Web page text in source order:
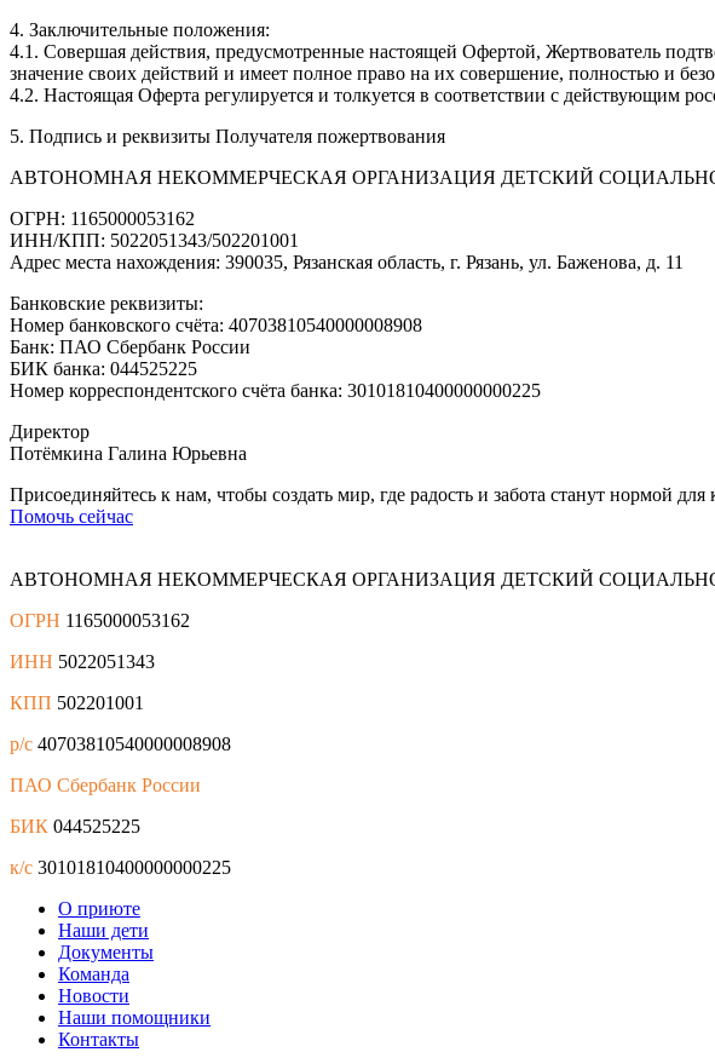
4. Заключительные положения:
4.1. Совершая действия, предусмотренные настоящей Офертой, Жертвователь
значение своих действий и имеет полное право на их совершение, полностью и
4.2. Настоящая Оферта регулируется и толкуется в соответствии с действующим
5. Подпись и реквизиты Получателя пожертвования
АВТОНОМНАЯ НЕКОММЕРЧЕСКАЯ ОРГАНИЗАЦИЯ ДЕТСКИЙ
ОГРН: 1165000053162
ИНН/КПП: 5022051343/502201001
Адрес места нахождения: 390035, Рязанская область, г. Рязань, ул. Баженова, д. 11
Банковские реквизиты:
Номер банковского счёта: 40703810540000008908
Банк: ПАО Сбербанк России
БИК банка: 044525225
Номер корреспондентского счёта банка: 30101810400000000225
Директор
Потёмкина Галина Юрьевна
Присоединяйтесь к нам, чтобы создать мир, где радость и забота станут нормой для
Помочь сейчас
АВТОНОМНАЯ НЕКОММЕРЧЕСКАЯ ОРГАНИЗАЦИЯ ДЕТСКИЙ
ОГРН 1165000053162
ИНН 5022051343
КПП 502201001
р/с 40703810540000008908
ПАО Сбербанк России
БИК 044525225
к/с 30101810400000000225
О приюте
Наши дети
Документы
Команда
Новости
Наши помощники
Контакты